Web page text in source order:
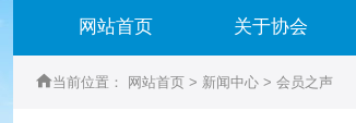
网站首页 关于协会
当前位置： 网站首页 > 新闻中心 > 会员之声